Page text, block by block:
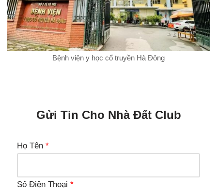
Bệnh viện y học cổ truyền Hà Đông
Gửi Tin Cho Nhà Đất Club
Họ Tên *
Số Điện Thoại *